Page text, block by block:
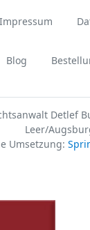
Impressum
Blog
Detlef
Leer/
Umsetzung: